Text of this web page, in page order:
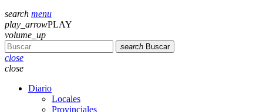
search menu
play_arrowPLAY
volume_up
search Buscar
close
close
Diario
Locales
Provinciales